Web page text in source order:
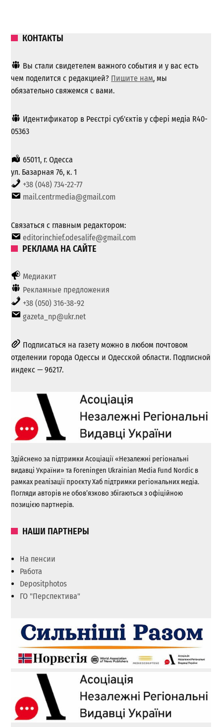
КОНТАКТЫ
Вы стали свидетелем важного события и у вас есть
чем поделится с редакцией? Пишите нам, мы
обязательно свяжемся с вами.
Идентификатор в Реєстрі суб'єктів у сфері медіа R40-
05363
65011, г. Одесса
ул. Базарная 76, к. 1
+38 (048) 734-22-77
mail.centrmedia@gmail.com
Связаться с главным редактором:
editorinchief.odesalife@gmail.com
РЕКЛАМА НА САЙТЕ
Медиакит
Рекламные предложения
+38 (050) 316-38-92
gazeta_np@ukr.net
Подписаться на газету можно в любом почтовом
отделении города Одессы и Одесской области. Подписной
индекс — 96217.
Здійснено за підтримки Асоціації «Незалежні регіональні
видавці України» та Foreningen Ukrainian Media Fund Nordic в
рамках реалізації проєкту Хаб підтримки регіональних медіа.
Погляди авторів не обов’язково збігаються з офіційною
позицією партнерів.
НАШИ ПАРТНЕРЫ
На пенсии
Работа
Depositphotos
ГО "Перспектива"